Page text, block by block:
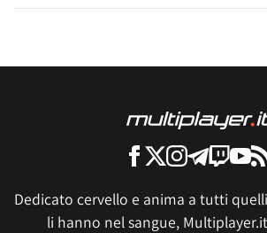
Dedicato cervello e anima a tutti
li hanno nel sangue,